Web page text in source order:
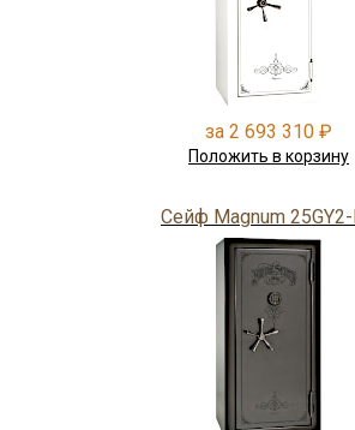
за 2 693 310 ₽
Положить в корзину
Сейф Magnum 25GY2-